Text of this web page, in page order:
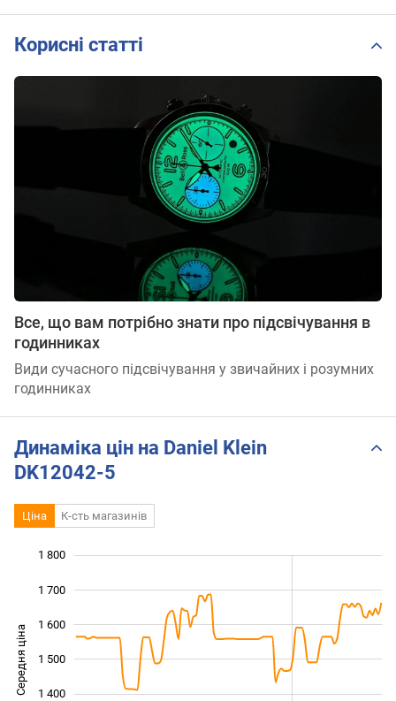
Корисні статті
Все, що вам потрібно знати про підсвічування в
годинниках
Види сучасного підсвічування у звичайних і розумних
годинниках
Динаміка цін на Daniel Klein
DK12042-5
Ціна К-сть магазинів
Середня ціна 1 200
1 400
1 500
1 600
1 700
1 800